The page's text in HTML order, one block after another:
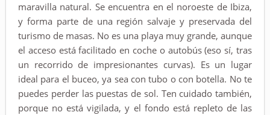
maravilla natural. Se encuentra en el noroeste de Ibiza,
y forma parte de una región salvaje y preservada del
turismo de masas. No es una playa muy grande, aunque
el acceso está facilitado en coche o autobús (eso sí, tras
un recorrido de impresionantes curvas). Es un lugar
ideal para el buceo, ya sea con tubo o con botella. No te
puedes perder las puestas de sol. Ten cuidado también,
porque no está vigilada, y el fondo está repleto de las